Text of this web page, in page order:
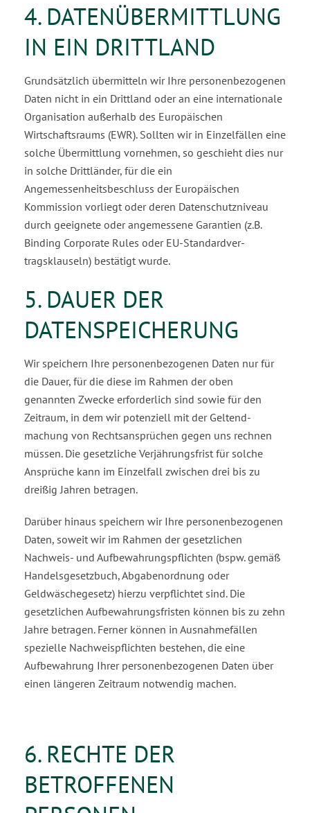
4. DATENÜBERMITTLUNG
IN EIN DRITTLAND
Grundsätzlich übermitteln wir Ihre personenbezogenen
Daten nicht in ein Drittland oder an eine internationale
Organisation außerhalb des Europäischen
Wirtschaftsraums (EWR). Sollten wir in Ein­zelfällen eine
solche Übermittlung vornehmen, so geschieht dies nur
in solche Drittländer, für die ein
Angemessenheitsbeschluss der Europäischen
Kommission vorliegt oder deren Datenschutzniveau
durch geeignete oder angemessene Garantien (z.B.
Binding Corporate Rules oder EU-Standardver­
tragsklauseln) bestätigt wurde.
5. DAUER DER
DATENSPEICHERUNG
Wir speichern Ihre personenbezogenen Daten nur für
die Dauer, für die diese im Rahmen der oben
genannten Zwecke erforderlich sind sowie für den
Zeitraum, in dem wir potenziell mit der Geltend­
machung von Rechtsansprüchen gegen uns rechnen
müssen. Die gesetzliche Verjährungsfrist für sol­che
Ansprüche kann im Einzelfall zwischen drei bis zu
dreißig Jahren betragen.
Darüber hinaus speichern wir Ihre personenbezogenen
Daten, soweit wir im Rahmen der gesetzlichen
Nachweis- und Aufbewahrungspflichten (bspw. gemäß
Handelsgesetzbuch, Abgabenordnung oder
Geldwäschegesetz) hierzu verpflichtet sind. Die
gesetzlichen Aufbewahrungsfristen können bis zu zehn
Jahre betragen. Ferner können in Ausnahmefällen
spezielle Nachweispflichten bestehen, die eine
Aufbewahrung Ihrer personenbezogenen Daten über
einen längeren Zeitraum notwendig ma­chen.
6. RECHTE DER
BETROFFENEN